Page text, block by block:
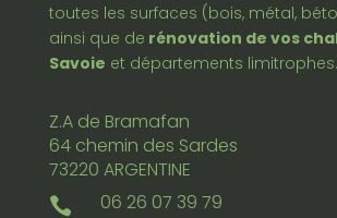
toutes les surfaces (bois, métal,
ainsi que de rénovation de vos
Savoie et départements limitrophes.
Z.A de Bramafan
64 chemin des Sardes
73220 ARGENTINE
 06 26 07 39 79